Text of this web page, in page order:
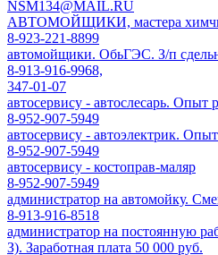
NSM134@MAIL.RU
АВТОМОЙЩИКИ, мастера
8-923-221-8899
автомойщики. ОбьГЭС. З/п
8-913-916-9968,
347-01-07
автосервису - автослесарь. Опыт
8-952-907-5949
автосервису - автоэлектрик.
8-952-907-5949
автосервису - костоправ-маляр
8-952-907-5949
администратор на автомойку.
8-913-916-8518
администратор на постоянную
З). Заработная плата 50 000 руб.